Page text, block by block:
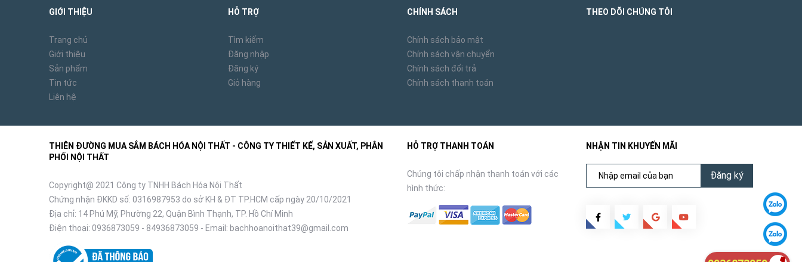
GIỚI THIỆU
Trang chủ
Giới thiệu
Sản phẩm
Tin tức
Liên hệ
HỖ TRỢ
Tìm kiếm
Đăng nhập
Đăng ký
Giỏ hàng
CHÍNH SÁCH
Chính sách bảo mật
Chính sách vận chuyển
Chính sách đổi trả
Chính sách thanh toán
THEO DÕI CHÚNG TÔI
THIÊN ĐƯỜNG MUA SẮM BÁCH HÓA NỘI THẤT - CÔNG TY THIẾT KẾ, SẢN XUẤT, PHÂN
PHỐI NỘI THẤT
Copyright@ 2021 Công ty TNHH Bách Hóa Nội Thất
Chứng nhận ĐKKD số: 0316987953 do sở KH & ĐT TP.HCM cấp ngày 20/10/2021
Địa chỉ: 14 Phú Mỹ, Phường 22, Quận Bình Thạnh, TP. Hồ Chí Minh
Điện thoại: 0936873059 - 84936873059 - Email: bachhoanoithat39@gmail.com
HỖ TRỢ THANH TOÁN
Chúng tôi chấp nhận thanh toán với các
hình thức:
NHẬN TIN KHUYẾN MÃI
Đăng ký